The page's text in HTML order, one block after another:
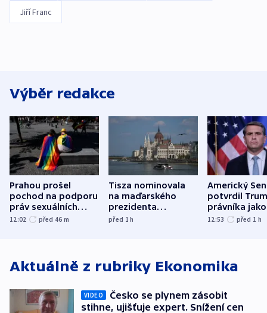
Jiří Franc
Výběr redakce
Prahou prošel
pochod na podporu
práv sexuálních
menšin
12:02 před 46 m
Tisza nominovala
na maďarského
prezidenta
bývalého šéfa
před 1h
Americký
potvrdil
právníka jako
ministra
12:53 před 1 h
Aktuálně z rubriky Ekonomika
VIDEO
Česko se plynem zásobit
stihne, ujišťuje expert. Snížení cen